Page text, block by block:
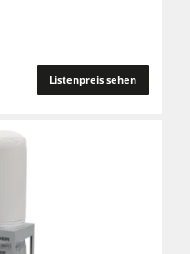
Listenpreis sehen